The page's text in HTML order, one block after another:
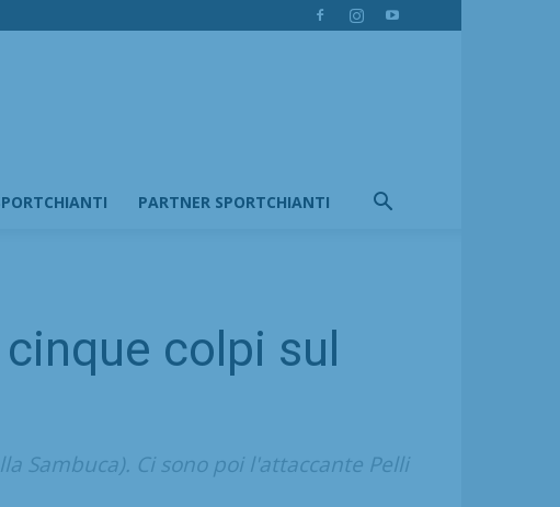
PARTNER SPORTCHIANTI
colpi sul
Sambuca). Ci sono poi l'attaccante Pelli